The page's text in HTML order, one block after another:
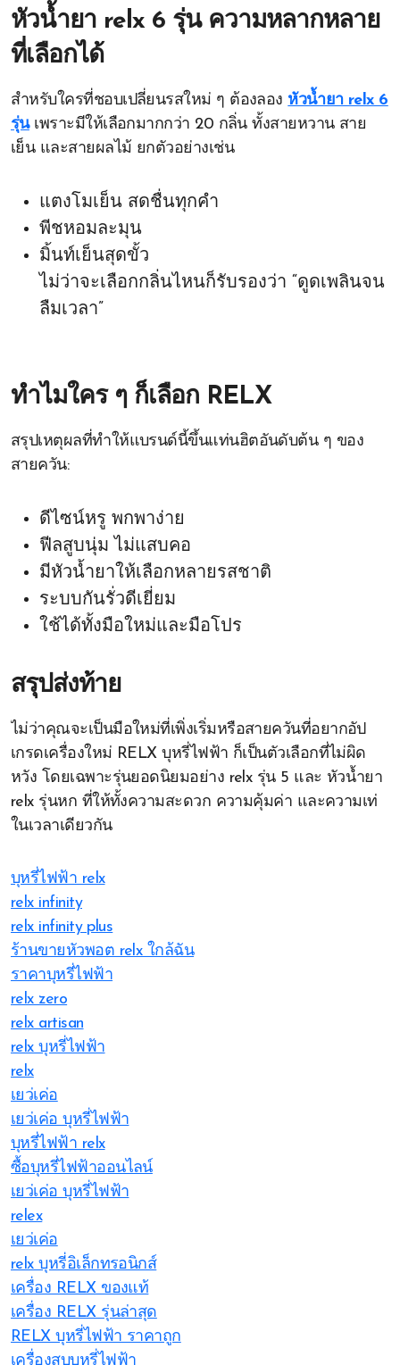
หัวน้ำยา relx 6 รุ่น ความหลากหลาย
ที่เลือกได้
สำหรับใครที่ชอบเปลี่ยนรสใหม่ ๆ ต้องลอง หัวน้ำยา relx 6
รุ่นเพราะมีให้เลือกมากกว่า 20 กลิ่น ทั้งสายหวาน สาย
เย็น และสายผลไม้ ยกตัวอย่างเช่น
แตงโมเย็น สดชื่นทุกคำ
พีชหอมละมุน
มิ้นท์เย็นสุดขั้ว
ไม่ว่าจะเลือกกลิ่นไหนก็รับรองว่า “ดูดเพลินจน
ลืมเวลา”
ทำไมใคร ๆ ก็เลือก RELX
สรุปเหตุผลที่ทำให้แบรนด์นี้ขึ้นแท่นฮิตอันดับต้น ๆ ของ
สายควัน:
ดีไซน์หรู พกพาง่าย
ฟีลสูบนุ่ม ไม่แสบคอ
มีหัวน้ำยาให้เลือกหลายรสชาติ
ระบบกันรั่วดีเยี่ยม
ใช้ได้ทั้งมือใหม่และมือโปร
สรุปส่งท้าย
ไม่ว่าคุณจะเป็นมือใหม่ที่เพิ่งเริ่มหรือสายควันที่อยากอัป
เกรดเครื่องใหม่ RELX บุหรี่ไฟฟ้า ก็เป็นตัวเลือกที่ไม่ผิด
หวัง โดยเฉพาะรุ่นยอดนิยมอย่าง relx รุ่น 5 และ หัวน้ำยา
relx รุ่นหก ที่ให้ทั้งความสะดวก ความคุ้มค่า และความเท่
ในเวลาเดียวกัน
บุหรี่ไฟฟ้า relx
relx infinity
relx infinity plus
ร้านขายหัวพอต relx ใกล้ฉัน
ราคาบุหรี่ไฟฟ้า
relx zero
relx artisan
relx บุหรี่ไฟฟ้า
relx
เยว่เค่อ
เยว่เค่อ บุหรี่ไฟฟ้า
บุหรี่ไฟฟ้า relx
ซื้อบุหรี่ไฟฟ้าออนไลน์
เยว่เค่อ บุหรี่ไฟฟ้า
relex
เยว่เค่อ
relx บุหรี่อิเล็กทรอนิกส์
เครื่อง RELX ของแท้
เครื่อง RELX รุ่นล่าสุด
RELX บุหรี่ไฟฟ้า ราคาถูก
เครื่องสูบบุหรี่ไฟฟ้า